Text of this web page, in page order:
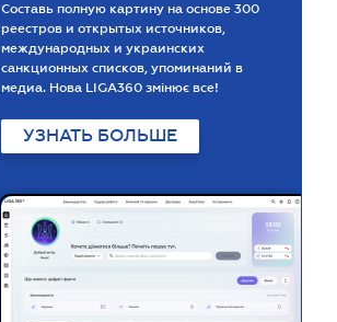
Составь полную картину на основе 300
реестров и открытых источников,
международных и украинских
санкционных списков, упоминаний в
медиа. Нова LIGA360 змінює все!
УЗНАТЬ БОЛЬШЕ